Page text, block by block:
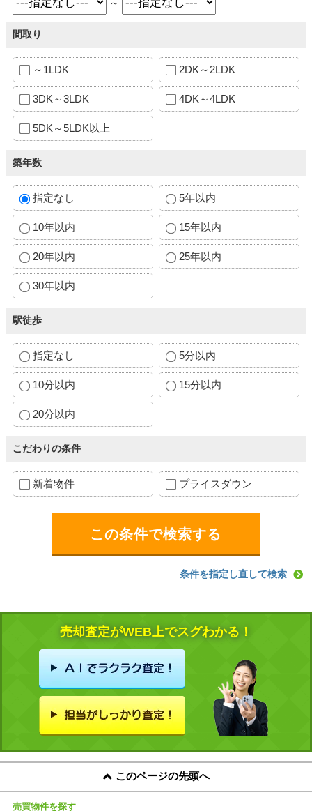
～
間取り
～1LDK 2DK～2LDK
3DK～3LDK 4DK～4LDK
5DK～5LDK以上
築年数
指定なし 5年以内
10年以内 15年以内
20年以内 25年以内
30年以内
駅徒歩
指定なし 5分以内
10分以内 15分以内
20分以内
こだわりの条件
新着物件 プライスダウン
条件を指定し直して検索
売却査定がWEB上でスグわかる！
このページの先頭へ
売買物件を探す